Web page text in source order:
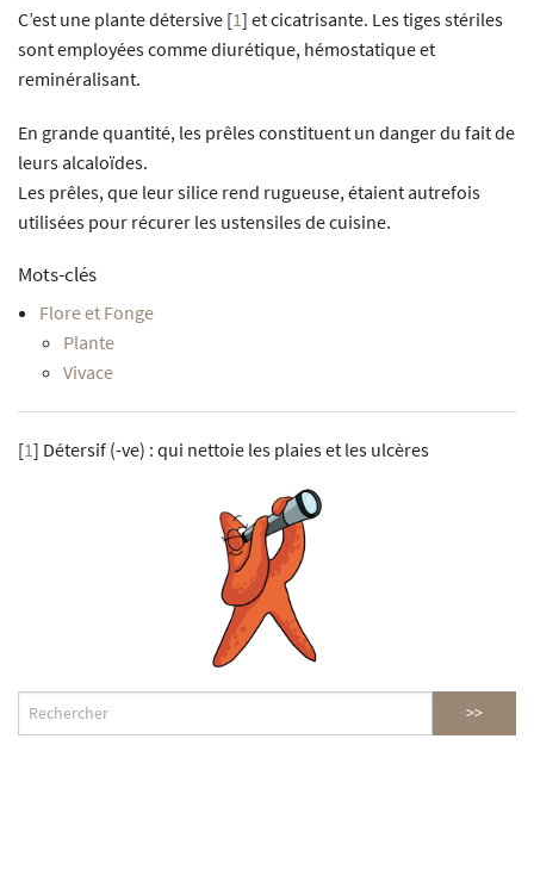
C’est une plante détersive [1] et cicatrisante. Les tiges stériles
sont employées comme diurétique, hémostatique et
reminéralisant.
En grande quantité, les prêles constituent un danger du fait de
leurs alcaloïdes.
Les prêles, que leur silice rend rugueuse, étaient autrefois
utilisées pour récurer les ustensiles de cuisine.
Mots-clés
Flore et Fonge
Plante
Vivace
[1] Détersif (-ve) : qui nettoie les plaies et les ulcères